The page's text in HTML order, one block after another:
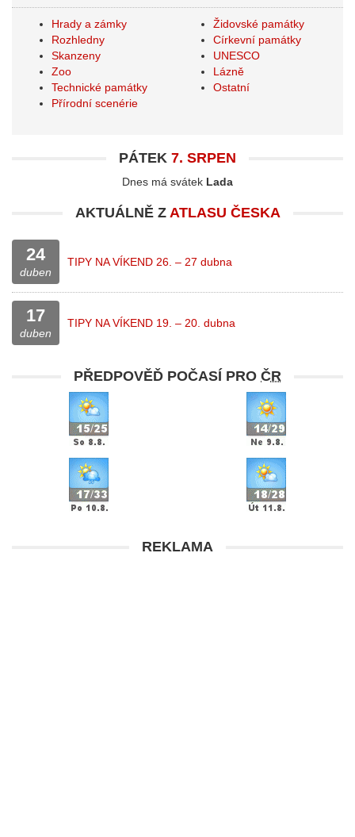
Hrady a zámky
Rozhledny
Skanzeny
Zoo
Technické památky
Přírodní scenérie
Židovské památky
Církevní památky
UNESCO
Lázně
Ostatní
PÁTEK 7. SRPEN
Dnes má svátek Lada
AKTUÁLNĚ Z ATLASU ČESKA
24
duben
TIPY NA VÍKEND 26. – 27 dubna
17
duben
TIPY NA VÍKEND 19. – 20. dubna
PŘEDPOVĚĎ POČASÍ PRO ČR
REKLAMA